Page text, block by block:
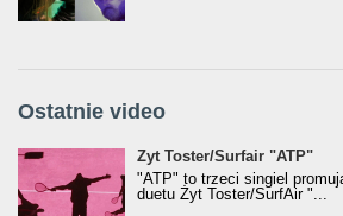
Ostatnie video
Żyt Toster/SurfAir - ATP VIDEO
Żyt Toster/Surfair "ATP"
"ATP" to trzeci singiel
duetu Żyt Toster/SurfAir "...